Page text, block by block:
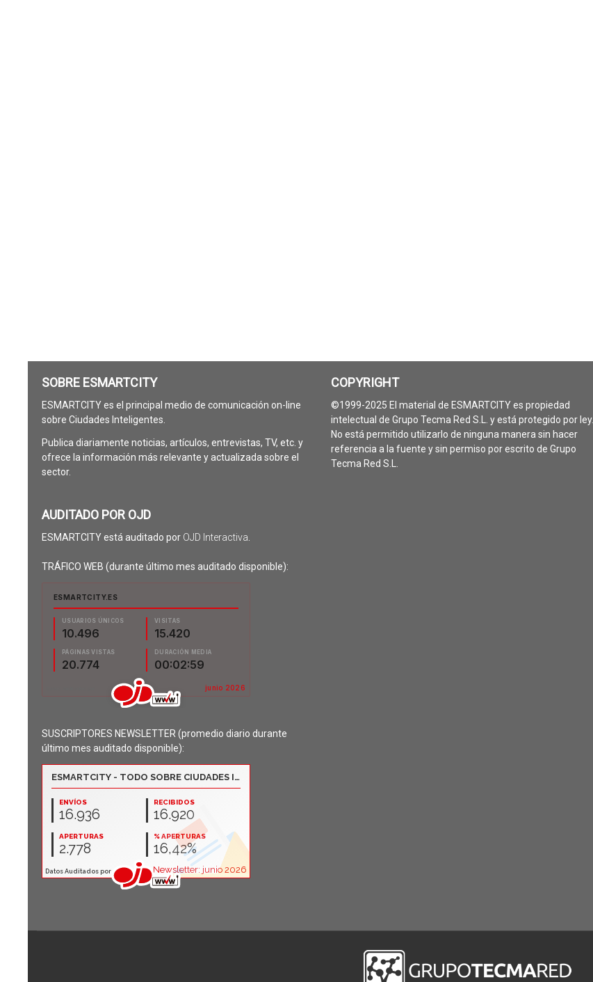
SOBRE ESMARTCITY
ESMARTCITY es el principal medio de comunicación on-line
sobre Ciudades Inteligentes.
Publica diariamente noticias, artículos, entrevistas, TV, etc. y
ofrece la información más relevante y actualizada sobre el
sector.
AUDITADO POR OJD
ESMARTCITY está auditado por OJD Interactiva
TRÁFICO WEB (durante último mes auditado disponible):
SUSCRIPTORES NEWSLETTER (promedio diario durante
último mes auditado disponible):
COPYRIGHT
©1999-2025 El material de ESMARTCITY es propiedad
intelectual de Grupo Tecma Red S.L. y está protegido por ley.
No está permitido utilizarlo de ninguna manera sin hacer
referencia a la fuente y sin permiso por escrito de Grupo
Tecma Red S.L.